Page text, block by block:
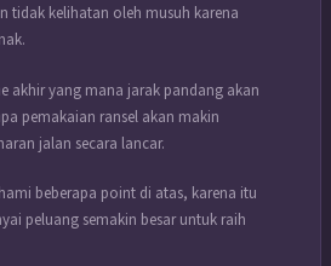
tidak kelihatan oleh musuh karena
akhir yang mana jarak pandang akan
pemakaian ransel akan makin
jalan secara lancar.
beberapa point di atas, karena itu
peluang semakin besar untuk raih